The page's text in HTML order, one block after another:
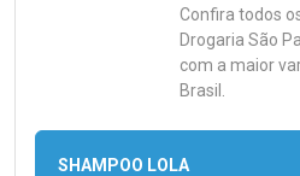
Confira todos
Drogaria São
com a maior
Brasil.
SHAMPOO LOLA